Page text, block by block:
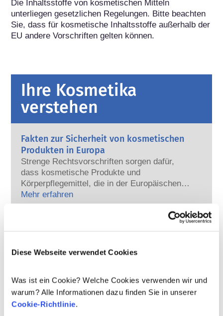
Diese Webseite verwendet Cookies
Was ist ein Cookie? Welche Cookies verwenden wir und
warum? Alle Informationen dazu finden Sie in unserer
Cookie-Richtlinie.
Die Inhaltsstoffe von kosmetischen Mitteln
unterliegen gesetzlichen Regelungen. Bitte beachten
Sie, dass für kosmetische Inhaltsstoffe außerhalb der
EU andere Vorschriften gelten können.
Ihre Kosmetika
verstehen
Fakten zur Sicherheit von kosmetischen
Produkten in Europa
Strenge Rechtsvorschriften sorgen dafür,
dass kosmetische Produkte und
Körperpflegemittel, die in der Europäischen
Union verkauft werden, sicher für die
Anwendung am Menschen sind. Die
Sicherheit von kosmetischen Produkten.
Mehr erfahren
Kann Kosmetik endokrine Disruptoren
Einige in kosmetischen Mitteln verwendete
Disruptoren“ bezeichnet, weil sie das
unserer Hormone nachzuahmen. Aber: Nur
weil etwas das Potenzial hat, ein Hormon zu
imitieren, heißt das nicht, dass es unser
Hormonsystem auch tatsächlich stören wird.
Werden kosmetische Produkte an Tieren
getestet? Nein!
In der Europäischen Union sind Tierversuche